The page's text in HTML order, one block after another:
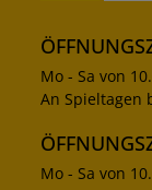
Mo - Sa von
An Spieltagen
Mo - Sa von